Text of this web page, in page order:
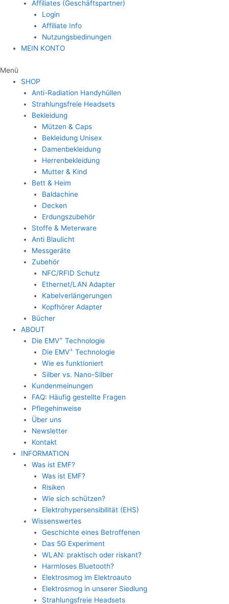
Affiliates (Geschäftspartner)
Login
Affiliate Info
Nutzungsbedinungen
MEIN KONTO
Menü
SHOP
Anti-Radiation Handyhüllen
Strahlungsfreie Headsets
Bekleidung
Mützen & Caps
Bekleidung Unisex
Damenbekleidung
Herrenbekleidung
Mutter & Kind
Bett & Heim
Baldachine
Decken
Erdungszubehör
Stoffe & Meterware
Anti Blaulicht
Messgeräte
Zubehör
NFC/RFID Schutz
Ethernet/LAN Adapter
Kabelverlängerungen
Kopfhörer Adapter
Bücher
ABOUT
Die EMV+ Technologie
Die EMV+ Technologie
Wie es funktioniert
Silber vs. Nano-Silber
Kundenmeinungen
FAQ: Häufig gestellte Fragen
Pflegehinweise
Über uns
Newsletter
Kontakt
INFORMATION
Was ist EMF?
Was ist EMF?
Risiken
Wie sich schützen?
Elektrohypersensibilität (EHS)
Wissenswertes
Geschichte eines Betroffenen
Das 5G Experiment
WLAN: praktisch oder riskant?
Harmloses Bluetooth?
Elektrosmog im Elektroauto
Elektrosmog in unserer Siedlung
Strahlungsfreie Headsets